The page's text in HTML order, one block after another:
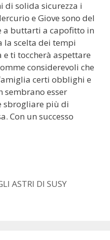
di solida sicurezza i
e Giove sono del
a buttarti a capofitto in
la scelta dei tempi
ti toccherà aspettare
considerevoli che
certi obblighi e
sembrano esser
sbrogliare più di
Con un successo
ASTRI DI SUSY